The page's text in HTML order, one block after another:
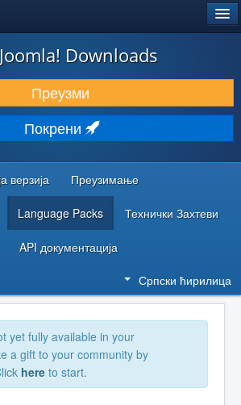
(ЕКСТЕНЗИЈЕ)
Joomla! Downloads
Преузми
Покрени
верзија Преузимање
Language Packs Технички Захтеви
API документација
Српски ћирилица
yet fully available in your
a gift to your community by
here to start.